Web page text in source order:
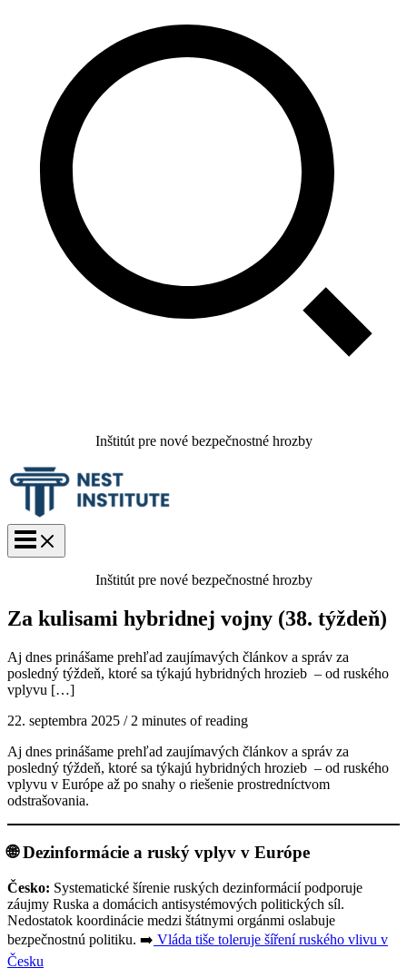
Inštitút pre nové bezpečnostné hrozby
Inštitút pre nové bezpečnostné hrozby
Za kulisami hybridnej vojny (38. týždeň)
Aj dnes prinášame prehľad zaujímavých článkov a správ za
posledný týždeň, ktoré sa týkajú hybridných hrozieb – od ruského
vplyvu […]
22. septembra 2025 / 2 minutes of reading
Aj dnes prinášame prehľad zaujímavých článkov a správ za
posledný týždeň, ktoré sa týkajú hybridných hrozieb – od ruského
vplyvu v Európe až po snahy o riešenie prostredníctvom
odstrašovania.
🌐 Dezinformácie a ruský vplyv v Európe
Česko: Systematické šírenie ruských dezinformácií podporuje
záujmy Ruska a domácich antisystémových politických síl.
Nedostatok koordinácie medzi štátnymi orgánmi oslabuje
bezpečnostnú politiku. ➡️ Vláda tiše toleruje šíření ruského vlivu v
Česku